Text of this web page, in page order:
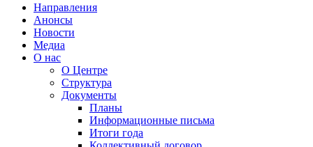
Направления
Анонсы
Новости
Медиа
О нас
О Центре
Структура
Документы
Планы
Информационные письма
Итоги года